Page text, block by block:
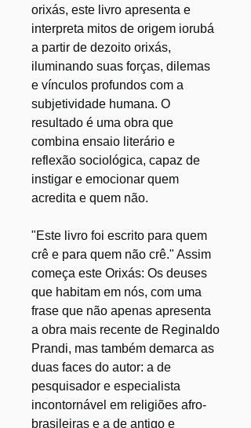
orixás, este livro apresenta e
interpreta mitos de origem iorubá
a partir de dezoito orixás,
iluminando suas forças, dilemas
e vínculos profundos com a
subjetividade humana. O
resultado é uma obra que
combina ensaio literário e
reflexão sociológica, capaz de
instigar e emocionar quem
acredita e quem não.
"Este livro foi escrito para quem
crê e para quem não crê." Assim
começa este Orixás: Os deuses
que habitam em nós, com uma
frase que não apenas apresenta
a obra mais recente de Reginaldo
Prandi, mas também demarca as
duas faces do autor: a de
pesquisador e especialista
incontornável em religiões afro-
brasileiras e a de antigo e